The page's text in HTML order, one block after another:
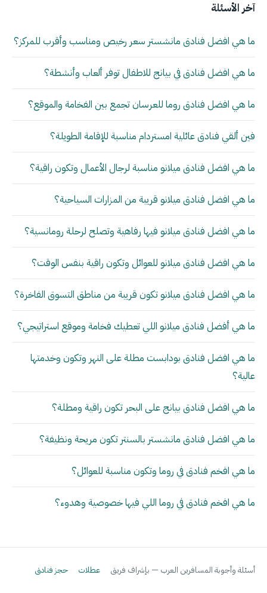
آخر الأسئلة
ما هي افضل فنادق مانشستر سعر رخيص ومناسب وأقرب للمركز؟
ما هي افضل فنادق في بيانج للاطفال توفر ألعاب وأنشطة؟
ما هي افضل فنادق روما للعرسان تجمع بين الفخامة والموقع؟
فين ألقي فنادق عائلية امستردام مناسبة للإقامة الطويلة؟
ما هي افضل فنادق ميلانو مناسبة لرجال الأعمال وتكون راقية؟
ما هي افضل فنادق ميلانو قريبة من المزارات السياحية؟
ما هي افضل فنادق ميلانو فيها رفاهية وتصلح لرحلة رومانسية؟
ما هي افضل فنادق ميلانو للعوائل وتكون راقية بنفس الوقت؟
ما هي افضل فنادق ميلانو تكون قريبة من مناطق التسوق الفاخرة؟
ما هي أفضل فنادق ميلانو اللي تعطيك فخامة وموقع استراتيجي؟
ما هي افضل فنادق بودابست مطلة على النهر وتكون وخدمتها
عالية؟
ما هي افضل فنادق بيانج على البحر تكون راقية ومطلة؟
ما هي افضل فنادق مانشستر بالسنتر تكون مريحة ونظيفة؟
ما هي افخم فنادق في روما وتكون مناسبة للعوائل؟
ما هي افخم فنادق في روما اللي فيها خصوصية وهدوء؟
أسئلة وأجوبة المسافرين العرب — بإشراف فريق عطلات حجز فنادق